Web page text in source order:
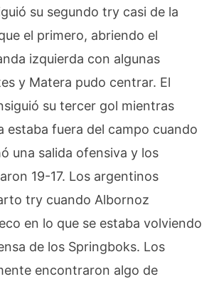
su segundo try casi de la
el primero, abriendo el
izquierda con algunas
y Matera pudo centrar. El
su tercer gol mientras
estaba fuera del campo cuando
una salida ofensiva y los
19-17. Los argentinos
try cuando Albornoz
en lo que se estaba volviendo
de los Springboks. Los
encontraron algo de